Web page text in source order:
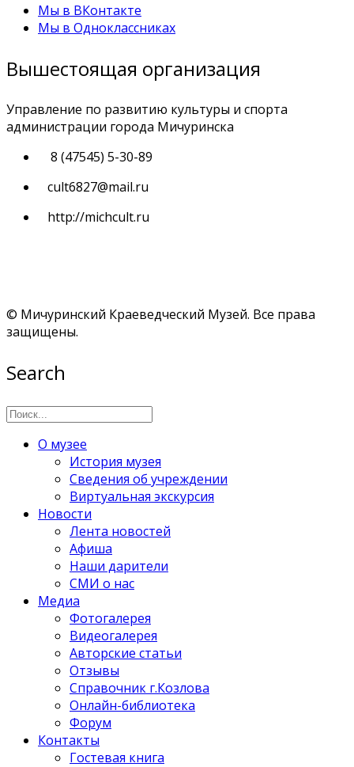
Мы в ВКонтакте
Мы в Одноклассниках
Вышестоящая организация
Управление по развитию культуры и спорта
администрации города Мичуринска
8 (47545) 5-30-89
cult6827@mail.ru
http://michcult.ru
© Мичуринский Краеведческий Музей. Все права
защищены.
Search
О музее
История музея
Сведения об учреждении
Виртуальная экскурсия
Новости
Лента новостей
Афиша
Наши дарители
СМИ о нас
Медиа
Фотогалерея
Видеогалерея
Авторские статьи
Отзывы
Справочник г.Козлова
Онлайн-библиотека
Форум
Контакты
Гостевая книга